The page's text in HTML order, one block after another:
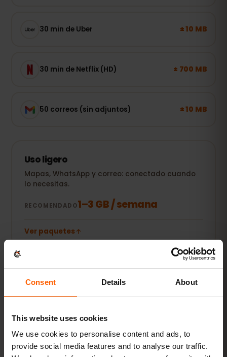
Consent Details About
This website uses cookies
We use cookies to personalise content and ads, to
provide social media features and to analyse our traffic.
30 min de Uber ± 10 MB
30 min de Netflix (HD) ± 700 MB
50 correos (sin adjuntos) ± 10 MB
Uso ligero
Mapas, WhatsApp y correo: conectado cuando
lo necesitas.
RECOMENDADO1–3 GB / semana
Ver paquetes
POPULAR
compartir fotos.
RECOMENDADO 5–10 GB / mes
Ver paquetes